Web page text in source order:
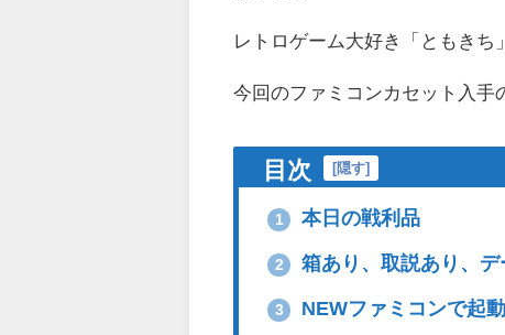
レトロゲーム大好き「ともきち
今回のファミコンカセット入手
目次 [隠す]
1 本日の戦利品
2 箱あり、取説あり、
3 NEWファミコンで起